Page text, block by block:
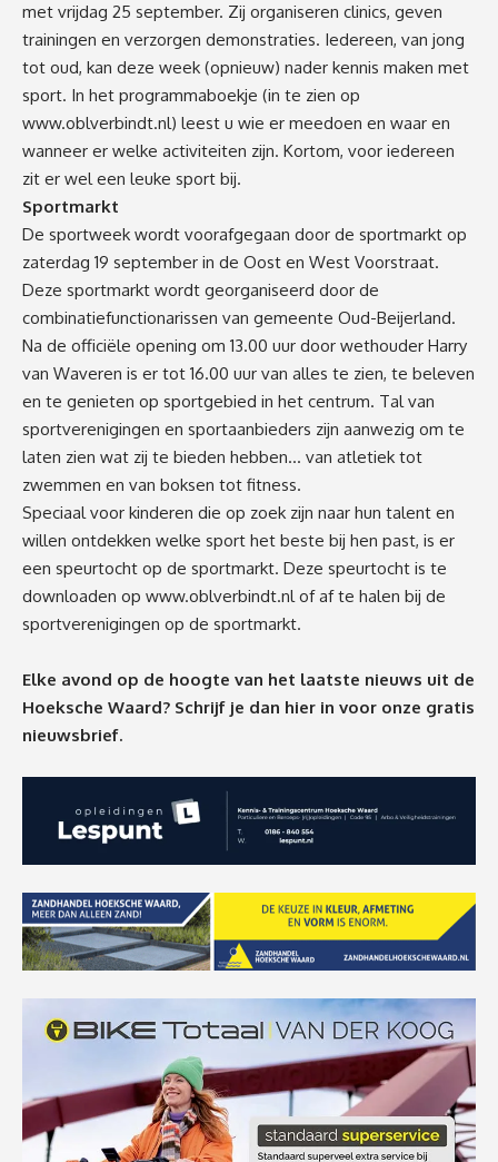
met vrijdag 25 september. Zij organiseren clinics, geven
trainingen en verzorgen demonstraties. Iedereen, van jong
tot oud, kan deze week (opnieuw) nader kennis maken met
sport. In het programmaboekje (in te zien op
www.oblverbindt.nl) leest u wie er meedoen en waar en
wanneer er welke activiteiten zijn. Kortom, voor iedereen
zit er wel een leuke sport bij.
Sportmarkt
De sportweek wordt voorafgegaan door de sportmarkt op
zaterdag 19 september in de Oost en West Voorstraat.
Deze sportmarkt wordt georganiseerd door de
combinatiefunctionarissen van gemeente Oud-Beijerland.
Na de officiële opening om 13.00 uur door wethouder Harry
van Waveren is er tot 16.00 uur van alles te zien, te beleven
en te genieten op sportgebied in het centrum. Tal van
sportverenigingen en sportaanbieders zijn aanwezig om te
laten zien wat zij te bieden hebben… van atletiek tot
zwemmen en van boksen tot fitness.
Speciaal voor kinderen die op zoek zijn naar hun talent en
willen ontdekken welke sport het beste bij hen past, is er
een speurtocht op de sportmarkt. Deze speurtocht is te
downloaden op www.oblverbindt.nlof af te halen bij de
sportverenigingen op de sportmarkt.
Elke avond op de hoogte van het laatste nieuws uit de
Hoeksche Waard? Schrijf je dan hier in voor onze gratis
nieuwsbrief.